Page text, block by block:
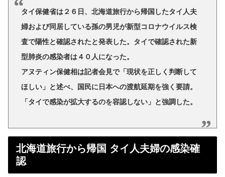
タイ保健省は２６日、北海道旅行から帰国したタイ人夫
婦および同居している孫の男児が新型コロナウイルス検
査で陽性と確認されたと発表した。タイで確認された新
型肺炎の感染者は４０人になった。
アヌティン保健相は記者会見で「現状を正しく判断して
ほしい」と述べ、国民に日本への渡航延期を強く要請。
「タイで感染が拡大するのを容認しない」と強調した。
北海道旅行から帰国 タイ人夫婦の感染確
認